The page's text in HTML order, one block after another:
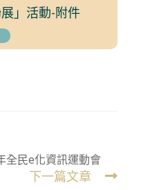
」活動-附件
全民e化資訊運動會
下一篇文章